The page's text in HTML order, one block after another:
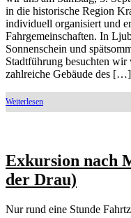
in die historische Region
individuell organisiert und
Fahrgemeinschaften. In
Sonnenschein und
Stadtführung besuchten
zahlreiche Gebäude des […]
Exkursion nach
der Drau)
Nur rund eine Stunde